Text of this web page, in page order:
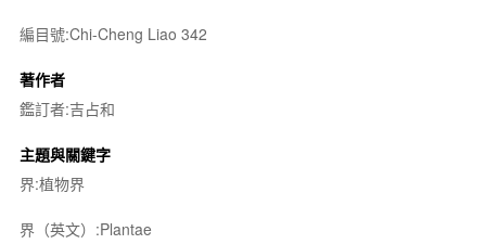
編目號:Chi-Cheng Liao 342
著作者
鑑訂者:吉占和
主題與關鍵字
界:植物界
界（英文）:Plantae